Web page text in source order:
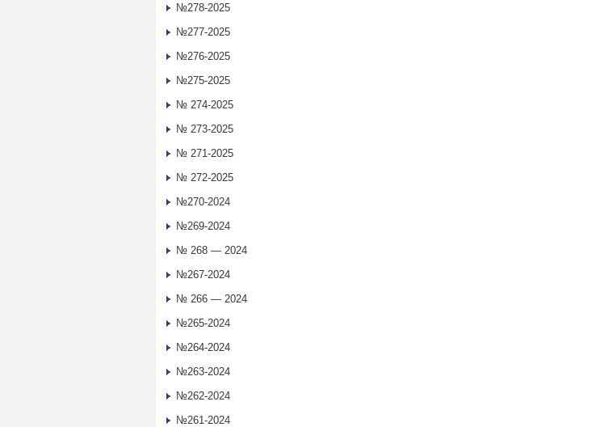
№278-2025
№277-2025
№276-2025
№275-2025
№ 274-2025
№ 273-2025
№ 271-2025
№ 272-2025
№270-2024
№269-2024
№ 268 — 2024
№267-2024
№ 266 — 2024
№265-2024
№264-2024
№263-2024
№262-2024
№261-2024